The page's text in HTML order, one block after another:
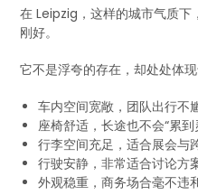
在 Leipzig，这样的城市气质下，
刚好。
它不是浮夸的存在，却处处体现
车内空间宽敞，团队出行不
座椅舒适，长途也不会“累到
行李空间充足，适合展会与
行驶安静，非常适合讨论方
外观稳重，商务场合毫不违